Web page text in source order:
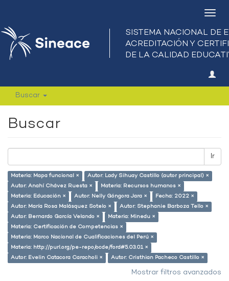
Buscar
Buscar
Ir
Materia: Mapa funcional ×
Autor: Lady Sihuay Castillo (autor principal) ×
Autor: Anahí Chávez Ruesta ×
Materia: Recursos humanos ×
Materia: Educación ×
Autor: Nelly Góngora Jara ×
Fecha: 2022 ×
Autor: María Rosa Malásquez Sotelo ×
Autor: Stephanie Barboza Tello ×
Autor: Bernardo García Velando ×
Materia: Minedu ×
Materia: Certificación de Competencias ×
Materia: Marco Nacional de Cualificaciones del Perú ×
Materia: http://purl.org/pe-repo/ocde/ford#5.03.01 ×
Autor: Evelin Catacora Caracholi ×
Autor: Cristhian Pacheco Castillo ×
Mostrar filtros avanzados